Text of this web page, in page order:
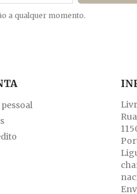
a qualquer momento.